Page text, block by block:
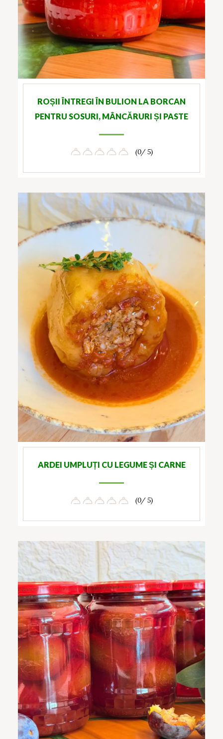
ROȘII ÎNTREGI ÎN BULION LA BORCAN
PENTRU SOSURI, MÂNCĂRURI ȘI PASTE
(0/ 5)
ARDEI UMPLUȚI CU LEGUME ȘI CARNE
(0/ 5)